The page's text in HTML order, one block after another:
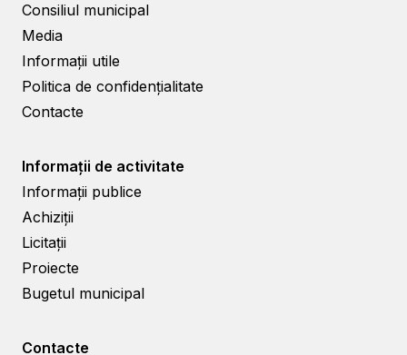
Consiliul municipal
Media
Informații utile
Politica de confidențialitate
Contacte
Informații de activitate
Informații publice
Achiziții
Licitații
Proiecte
Bugetul municipal
Contacte